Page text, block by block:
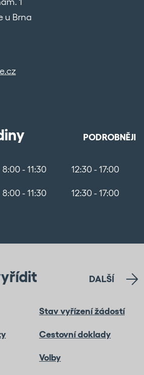
u Brna
PODROBNĚJI
8:00 - 11:30 12:30 - 17:00
8:00 - 11:30 12:30 - 17:00
DALŠÍ
Stav vyřízení žádostí
Cestovní doklady
Volby